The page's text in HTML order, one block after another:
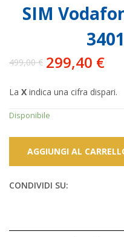
SIM
499,00€
Il
prezzo
originale
era:
499,00 €.
299,40 €
Il
prezzo
attuale
è:
299,40 €.
La X indica una cifra dispari.
Disponibile
AGGIUNGI AL
CONDIVIDI SU: